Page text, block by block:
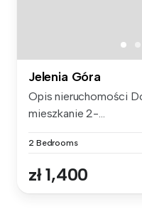
Jelenia Góra
Opis nieruchomości
mieszkanie 2-...
2 Bedrooms
zł 1,400